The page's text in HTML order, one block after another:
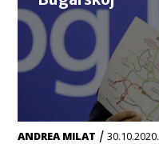
ANDREA MILAT /30.10.2020.